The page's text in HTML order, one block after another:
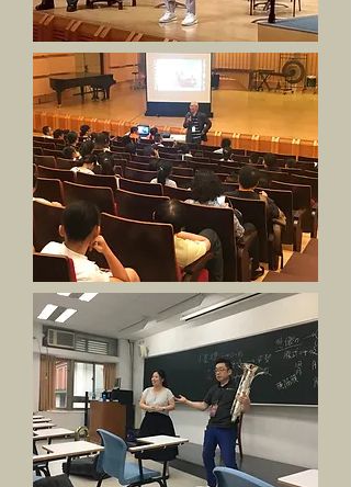
【2019第十二屆臺灣國際
音樂節-活動照片剪影】